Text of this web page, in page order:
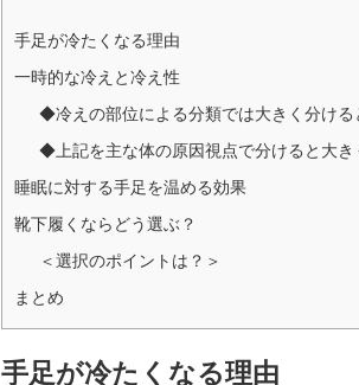
手足が冷たくなる理由
一時的な冷えと冷え性
◆冷えの部位による分類では大きく分ける
◆上記を主な体の原因視点で分けると大き
睡眠に対する手足を温める効果
靴下履くならどう選ぶ？
＜選択のポイントは？＞
まとめ
手足が冷たくなる理由